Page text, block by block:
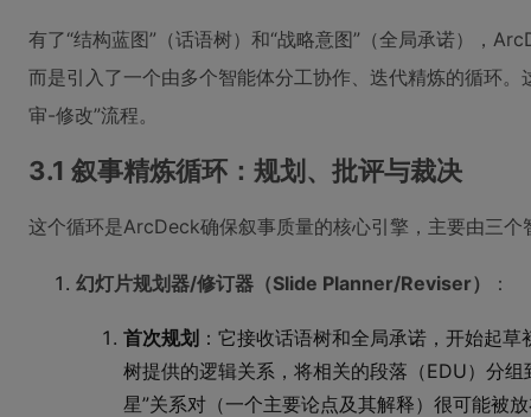
有了“结构蓝图”（话语树）和“战略意图”（全局承诺），
而是引入了一个由多个智能体分工协作、迭代精炼的循环
审-修改”流程。
3.1 叙事精炼循环：规划、批评与裁决
这个循环是ArcDeck确保叙事质量的核心引擎，主要由三个
幻灯片规划器/修订器（Slide Planner/Reviser） ：
首次规划 ：它接收话语树和全局承诺，开始起
树提供的逻辑关系，将相关的段落（EDU）分
星”关系对（一个主要论点及其解释）很可能被